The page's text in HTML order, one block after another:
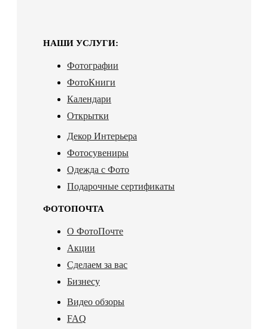
НАШИ УСЛУГИ:
Фотографии
ФотоКниги
Календари
Открытки
Декор Интерьера
Фотосувениры
Одежда с Фото
Подарочные сертификаты
ФОТОПОЧТА
О ФотоПочте
Акции
Сделаем за вас
Бизнесу
Видео обзоры
FAQ